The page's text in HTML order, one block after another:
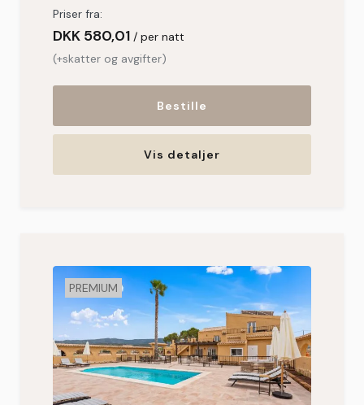
Priser fra:
DKK 580,01
per natt
(+skatter og avgifter)
Bestille
Vis detaljer
PREMIUM